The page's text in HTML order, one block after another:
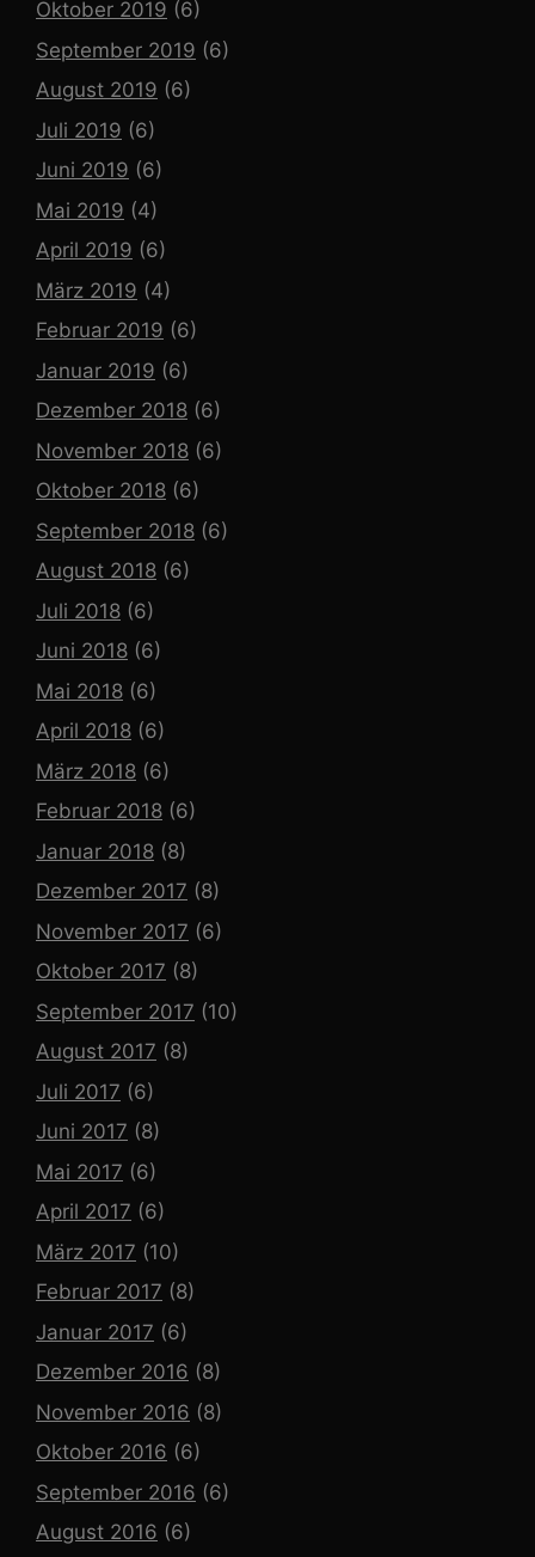
Oktober 2019 (6)
September 2019 (6)
August 2019 (6)
Juli 2019 (6)
Juni 2019 (6)
Mai 2019 (4)
April 2019 (6)
März 2019 (4)
Februar 2019 (6)
Januar 2019 (6)
Dezember 2018 (6)
November 2018 (6)
Oktober 2018 (6)
September 2018 (6)
August 2018 (6)
Juli 2018 (6)
Juni 2018 (6)
Mai 2018 (6)
April 2018 (6)
März 2018 (6)
Februar 2018 (6)
Januar 2018 (8)
Dezember 2017 (8)
November 2017 (6)
Oktober 2017 (8)
September 2017 (10)
August 2017 (8)
Juli 2017 (6)
Juni 2017 (8)
Mai 2017 (6)
April 2017 (6)
März 2017 (10)
Februar 2017 (8)
Januar 2017 (6)
Dezember 2016 (8)
November 2016 (8)
Oktober 2016 (6)
September 2016 (6)
August 2016 (6)